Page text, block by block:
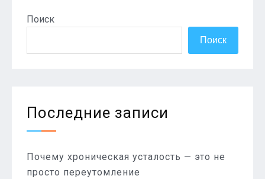
Поиск
Поиск
Последние записи
Почему хроническая усталость — это не
просто переутомление